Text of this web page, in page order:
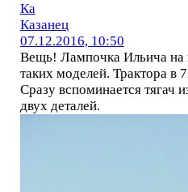
Ка
Казанец
07.12.2016, 10:50
Вещь! Лампочка Ильича на
таких моделей. Трактора в
Сразу вспоминается тягач
двух деталей.